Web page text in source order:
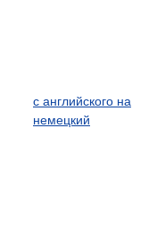
с английского на
немецкий